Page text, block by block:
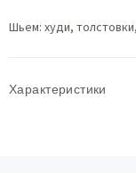
Шьем: худи,
Характеристики